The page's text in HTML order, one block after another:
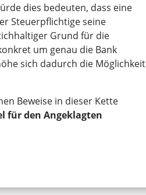
dies bedeuten, dass eine
Steuerpflichtige seine
Grund für die
um genau die Bank
sich dadurch die Möglichkeit
Beweise in dieser Kette
für den Angeklagten